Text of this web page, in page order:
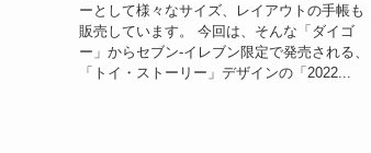
ーとして様々なサイズ、レイアウトの手帳も
販売しています。 今回は、そんな「ダイゴ
ー」からセブン-イレブン限定で発売される、
「トイ・ストーリー」デザインの「2022...